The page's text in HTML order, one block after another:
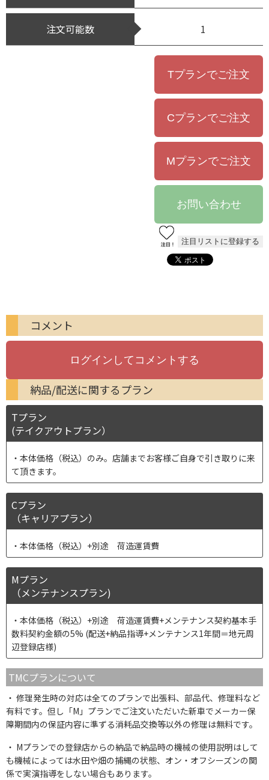
注文可能数 1
コメント
納品/配送に関するプラン
Tプラン
(テイクアウトプラン）
本体価格（税込）のみ。店舗までお客様ご自身で引き取りに来
て頂きます。
Cプラン
（キャリアプラン）
本体価格（税込）+別途 荷造運賃費
Mプラン
（メンテナンスプラン)
本体価格（税込）+別途 荷造運賃費+メンテナンス契約基本手
数料契約金額の5% (配送+納品指導+メンテナンス1年間＝地元周
辺登録店様)
TMCプランについて
修理発生時の対応は全てのプランで出張料、部品代、修理料など
有料です。但し「M」プランでご注文いただいた新車でメーカー保
障期間内の保証内容に準ずる消耗品交換等以外の修理は無料です。
Mプランでの登録店からの納品で納品時の機械の使用説明はして
も機械によっては水田や畑の捕縄の状態、オン・オフシーズンの関
係で実演指導をしない場合もあります。